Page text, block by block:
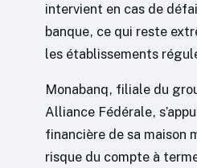
intervient en cas de
banque, ce qui reste
les établissements
Monabanq, filiale du
Alliance Fédérale,
financière de sa maison
risque du compte à